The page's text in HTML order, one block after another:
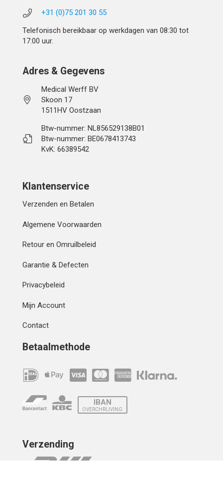
+31 (0)75 201 30 55
Telefonisch bereikbaar op werkdagen van 08:30 tot
17:00 uur.
Adres & Gegevens
Medical Werff BV
Skoon 17
1511HV Oostzaan
Btw-nummer: NL856529138B01
Btw-nummer: BE0678413743
KvK: 66389542
Klantenservice
Verzenden en Betalen
Algemene Voorwaarden
Retour en Omruilbeleid
Garantie & Defecten
Privacybeleid
Mijn Account
Contact
Betaalmethode
IBAN
OVERCHRIJVING
Verzending